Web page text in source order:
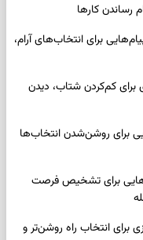
امروز یکشنبه ۱۸ مرداد ۱۴۰۵ | پیام‌هایی برای انتخاب‌های آرام،
یکشنبه ۱۸ مرداد ۱۴۰۵ | روزی برای کم‌کردن شتاب، دیدن
۱۷ مرداد ۱۴۰۵ | نیت‌هایی برای روشن‌شدن انتخاب‌ها
شنبه ۱۷ مرداد ۱۴۰۵ | کارت‌هایی برای تشخیص فرصت
امروز شنبه ۱۷ مرداد ۱۴۰۵ | روزی برای انتخاب راه روشن‌تر و